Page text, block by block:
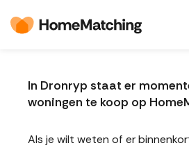
In Dronryp staat er
woningen te koop op
Als je wilt weten of er